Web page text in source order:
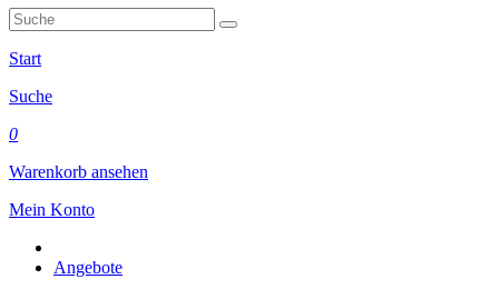
Start
Suche
0
Warenkorb ansehen
Mein Konto
Angebote